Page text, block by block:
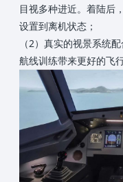
目视多种进近。着陆后
设置到离机状态；
（2）真实的视景系统
航线训练带来更好的飞行